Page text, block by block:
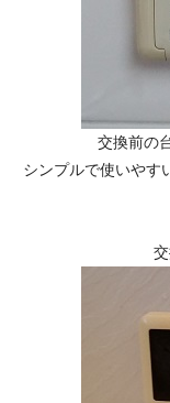
交換前の
シンプルで使いやす